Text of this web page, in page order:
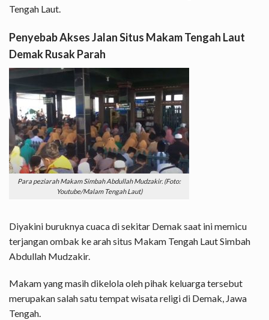
Tengah Laut.
Penyebab Akses Jalan Situs Makam Tengah Laut
Demak Rusak Parah
Para peziarah Makam Simbah Abdullah Mudzakir. (Foto:
Youtube/Malam Tengah Laut)
Diyakini buruknya cuaca di sekitar Demak saat ini memicu
terjangan ombak ke arah situs Makam Tengah Laut Simbah
Abdullah Mudzakir.
Makam yang masih dikelola oleh pihak keluarga tersebut
merupakan salah satu tempat wisata religi di Demak, Jawa
Tengah.